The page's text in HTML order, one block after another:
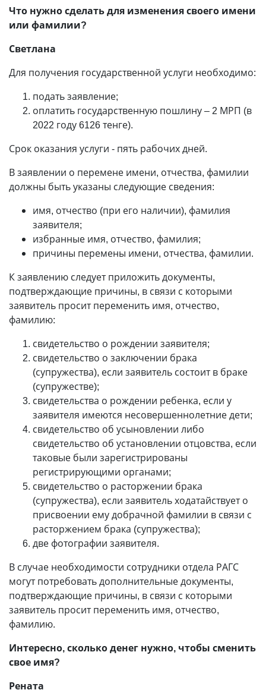
Что нужно сделать для изменения своего имени
или фамилии?
Светлана
Для получения государственной услуги необходимо:
подать заявление;
оплатить государственную пошлину – 2 МРП (в
2022 году 6126 тенге).
Срок оказания услуги - пять рабочих дней.
В заявлении о перемене имени, отчества, фамилии
должны быть указаны следующие сведения:
имя, отчество (при его наличии), фамилия
заявителя;
избранные имя, отчество, фамилия;
причины перемены имени, отчества, фамилии.
К заявлению следует приложить документы,
подтверждающие причины, в связи с которыми
заявитель просит переменить имя, отчество,
фамилию:
свидетельство о рождении заявителя;
свидетельство о заключении брака
(супружества), если заявитель состоит в браке
(супружестве);
свидетельства о рождении ребенка, если у
заявителя имеются несовершеннолетние дети;
свидетельство об усыновлении либо
свидетельство об установлении отцовства, если
таковые были зарегистрированы
регистрирующими органами;
свидетельство о расторжении брака
(супружества), если заявитель ходатайствует о
присвоении ему добрачной фамилии в связи с
расторжением брака (супружества);
две фотографии заявителя.
В случае необходимости сотрудники отдела РАГС
могут потребовать дополнительные документы,
подтверждающие причины, в связи с которыми
заявитель просит переменить имя, отчество,
фамилию.
Интересно, сколько денег нужно, чтобы сменить
свое имя?
Рената